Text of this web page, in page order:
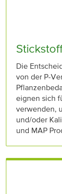
Die
von der P-
eignen sich
verwenden,
und/oder
und MAP